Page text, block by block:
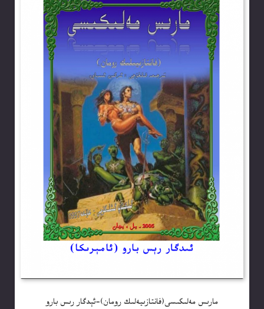
مارىس مەلىكىسى(فانتازىيەلىك رومان)-ئېدگار رىس بارو